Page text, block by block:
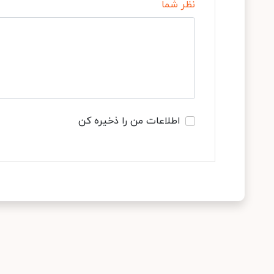
نظر شما
اطلاعات من را ذخیره کن